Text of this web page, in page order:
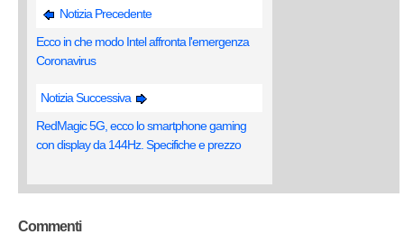
Notizia Precedente
Ecco in che modo Intel affronta l'emergenza
Coronavirus
Notizia Successiva
RedMagic 5G, ecco lo smartphone gaming
con display da 144Hz. Specifiche e prezzo
Commenti